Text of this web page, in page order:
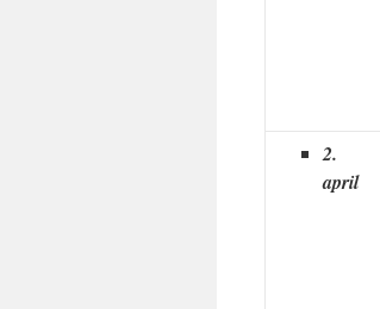
2.
april